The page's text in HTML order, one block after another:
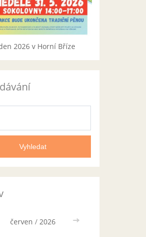
2026 v Horní Bříze
červen / 2026 >>